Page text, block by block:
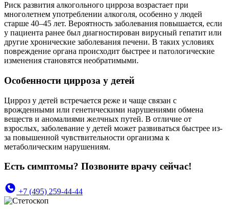
Риск развития алкогольного цирроза возрастает при
многолетнем употреблении алкоголя, особенно у людей
старше 40–45 лет. Вероятность заболевания повышается, если
у пациента ранее был диагностирован вирусный гепатит или
другие хронические заболевания печени. В таких условиях
повреждение органа происходит быстрее и патологические
изменения становятся необратимыми.
Особенности цирроза у детей
Цирроз у детей встречается реже и чаще связан с
врожденными или генетическими нарушениями обмена
веществ и аномалиями желчных путей. В отличие от
взрослых, заболевание у детей может развиваться быстрее из-
за повышенной чувствительности организма к
метаболическим нарушениям.
Есть симптомы? Позвоните врачу сейчас!
+7 (495) 259-44-44